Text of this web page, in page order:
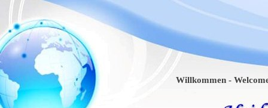
Willkommen - Welcome -